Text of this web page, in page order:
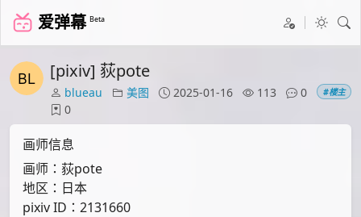
爱弹幕 Beta
[pixiv] 荻pote
blueau 美图 2025-01-16 113
0
0
#楼主
画师信息
画师：荻pote
地区：日本
pixiv ID：2131660